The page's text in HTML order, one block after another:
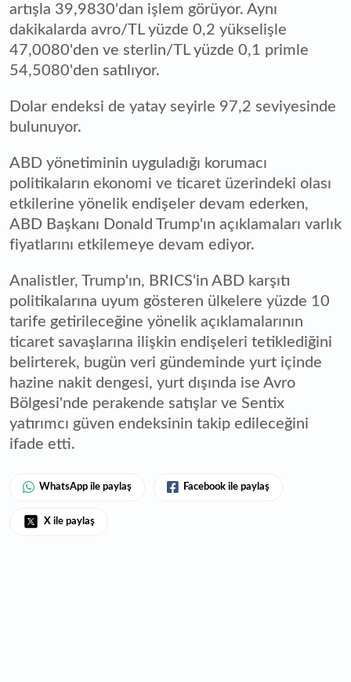
artışla 39,9830'dan işlem görüyor. Aynı
dakikalarda avro/TL yüzde 0,2 yükselişle
47,0080'den ve sterlin/TL yüzde 0,1 primle
54,5080'den satılıyor.
Dolar endeksi de yatay seyirle 97,2 seviyesinde
bulunuyor.
ABD yönetiminin uyguladığı korumacı
politikaların ekonomi ve ticaret üzerindeki olası
etkilerine yönelik endişeler devam ederken,
ABD Başkanı Donald Trump'ın açıklamaları varlık
fiyatlarını etkilemeye devam ediyor.
Analistler, Trump'ın, BRICS'in ABD karşıtı
politikalarına uyum gösteren ülkelere yüzde 10
tarife getirileceğine yönelik açıklamalarının
ticaret savaşlarına ilişkin endişeleri tetiklediğini
belirterek, bugün veri gündeminde yurt içinde
hazine nakit dengesi, yurt dışında ise Avro
Bölgesi'nde perakende satışlar ve Sentix
yatırımcı güven endeksinin takip edileceğini
ifade etti.
WhatsApp ile paylaş Facebook ile paylaş
X ile paylaş